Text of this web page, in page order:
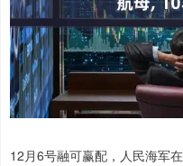
12月6号融可赢配，人民海军